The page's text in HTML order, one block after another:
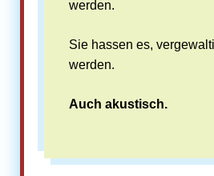
werden.
Sie hassen es,
werden.
Auch akustisch.